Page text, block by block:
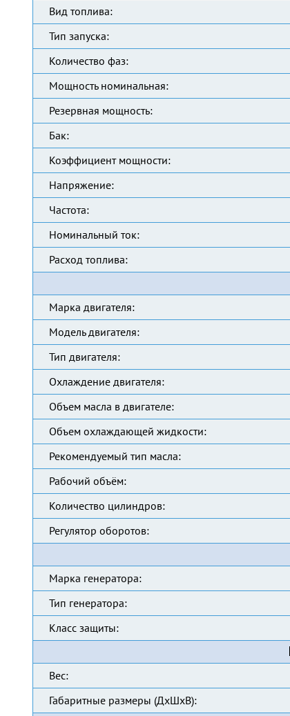
Вид топлива:
Тип запуска:
Количество фаз:
Мощность номинальная:
Резервная мощность:
Бак:
Коэффициент мощности:
Напряжение:
Частота:
Номинальный ток:
Расход топлива:
Марка двигателя:
Модель двигателя:
Тип двигателя:
Охлаждение двигателя:
Объем масла в двигателе:
Объем охлаждающей жидкости:
Рекомендуемый тип масла:
Рабочий объём:
Количество цилиндров:
Регулятор оборотов:
Марка генератора:
Тип генератора:
Класс защиты:
Вес:
Габаритные размеры (ДхШхВ):